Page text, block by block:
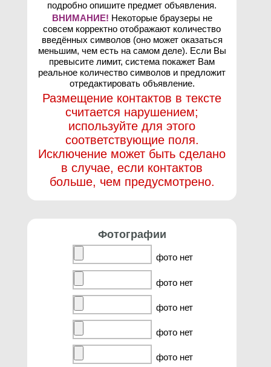
подробно опишите предмет объявления.
ВНИМАНИЕ! Некоторые браузеры не
совсем корректно отображают количество
введённых символов (оно может оказаться
меньшим, чем есть на самом деле). Если Вы
превысите лимит, система покажет Вам
реальное количество символов и предложит
отредактировать объявление.
Размещение контактов в тексте
считается нарушением;
используйте для этого
соответствующие поля.
Исключение может быть сделано
в случае, если контактов
больше, чем предусмотрено.
Фотографии
фото нет
фото нет
фото нет
фото нет
фото нет